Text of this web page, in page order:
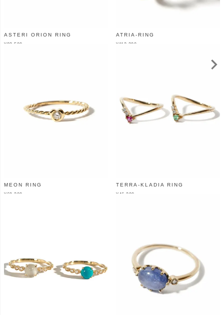
ASTERI ORION RING
¥82,500
ATRIA-RING
¥ 112,200
MEON RING
¥69,300
TERRA-KLADIA RING
¥ 46,200